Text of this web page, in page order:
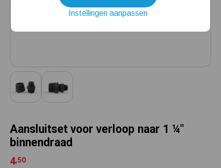
Tuin besproeien? Lees hier welke tuinpomp u nodig heeft
Installatie van een beregenings- / hydrofoorpomp
Aansluitset voor verloop naar 1 ¼"
binnendraad
4,50
Instellingen aanpassen